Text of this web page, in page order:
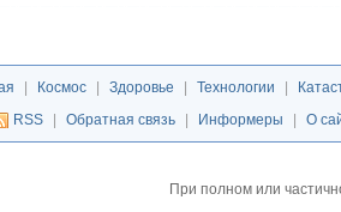
| Космос | Здоровье | Технологии |
RSS
| Обратная связь | Информеры | О
При полном или